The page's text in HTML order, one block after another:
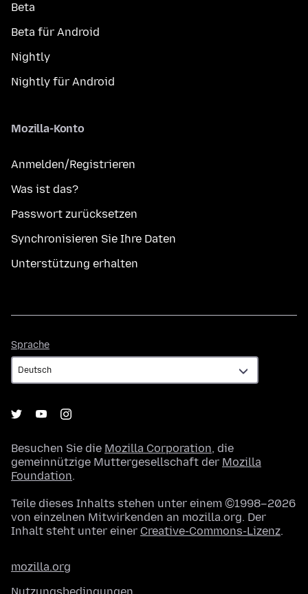
Beta
Beta für Android
Nightly
Nightly für Android
Mozilla-Konto
Anmelden/Registrieren
Was ist das?
Passwort zurücksetzen
Synchronisieren Sie Ihre Daten
Unterstützung erhalten
Sprache
Besuchen Sie die Mozilla Corporation, die
gemeinnützige Muttergesellschaft der Mozilla
Foundation.
Teile dieses Inhalts stehen unter einem ©1998–2026
von einzelnen Mitwirkenden an mozilla.org. Der
Inhalt steht unter einer Creative-Commons-Lizenz.
mozilla.org